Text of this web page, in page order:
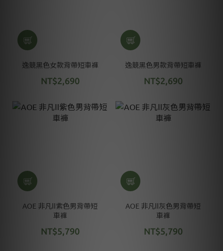
逸競黑色女款背帶短車褲
NT$2,690
逸競黑色男款背帶短車褲
NT$2,690
AOE 非凡Ⅱ紫色男背帶短
車褲
NT$5,790
AOE 非凡Ⅱ灰色男背帶短
車褲
NT$5,790